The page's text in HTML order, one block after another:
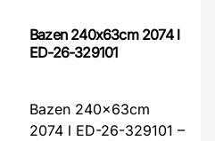
Bazen 240x63cm 2074 l
ED-26-329101
Bazen 240x63cm
2074 l ED-26-329101 –